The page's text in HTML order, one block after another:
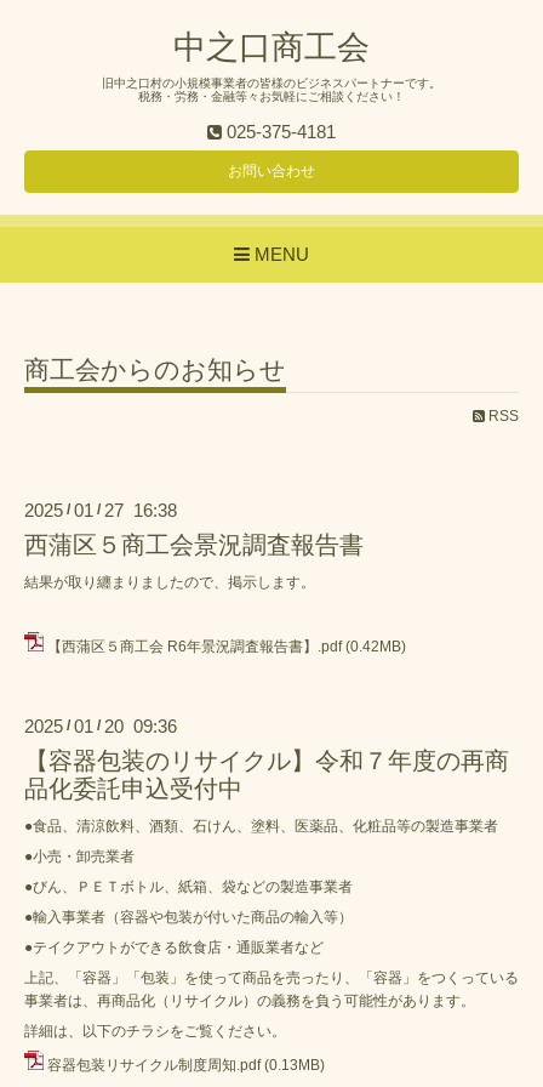
中之口商工会
旧中之口村の小規模事業者の皆様のビジネスパートナーです。
税務・労務・金融等々お気軽にご相談ください！
025-375-4181
お問い合わせ
MENU
商工会からのお知らせ
RSS
2025 / 01 / 27 16:38
西蒲区５商工会景況調査報告書
結果が取り纏まりましたので、掲示します。
【西蒲区５商工会 R6年景況調査報告書】.pdf (0.42MB)
2025 / 01 / 20 09:36
【容器包装のリサイクル】令和７年度の再商
品化委託申込受付中
●食品、清涼飲料、酒類、石けん、塗料、医薬品、化粧品等の製造事業者
●小売・卸売業者
●びん、ＰＥＴボトル、紙箱、袋などの製造事業者
●輸入事業者（容器や包装が付いた商品の輸入等）
●テイクアウトができる飲食店・通販業者など
上記、「容器」「包装」を使って商品を売ったり、「容器」をつくっている
事業者は、再商品化（リサイクル）の義務を負う可能性があります。
詳細は、以下のチラシをご覧ください。
容器包装リサイクル制度周知.pdf (0.13MB)